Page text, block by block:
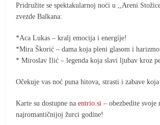
Pridružite se spektakularnoj noći u ,,Areni
zvezde Balkana:
*Aca Lukas – kralj emocija i energije!
*Mira Škorić – dama koja pleni glasom i
* Miroslav Ilić – legenda koja slavi ljubav kroz
Očekuje vas noć puna hitova, strasti i zabave
Karte su dostupne naentrio.si – obezbedite svoje
najromantičnijoj žurci godine!